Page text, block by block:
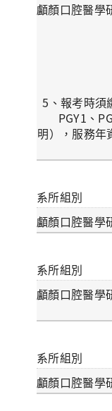
5、報考時須
PGY1、
明），服務年